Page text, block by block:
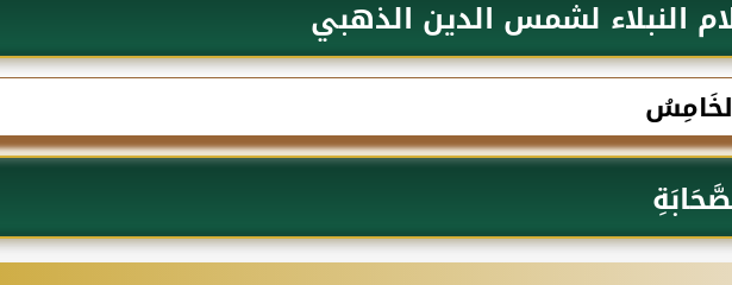
النبلاء لشمس الدين الذهبي